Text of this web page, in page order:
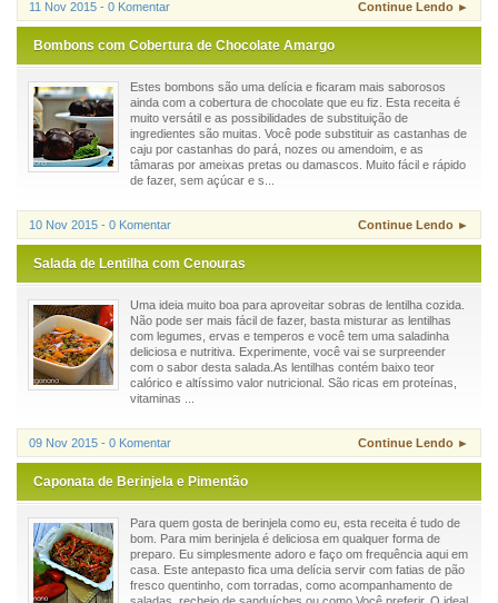
11 Nov 2015 - 0 Komentar Continue Lendo ►
Bombons com Cobertura de Chocolate Amargo
Estes bombons são uma delícia e ficaram mais saborosos
ainda com a cobertura de chocolate que eu fiz. Esta receita é
muito versátil e as possibilidades de substituição de
ingredientes são muitas. Você pode substituir as castanhas de
caju por castanhas do pará, nozes ou amendoim, e as
tâmaras por ameixas pretas ou damascos. Muito fácil e rápido
de fazer, sem açúcar e s...
10 Nov 2015 - 0 Komentar Continue Lendo ►
Salada de Lentilha com Cenouras
Uma ideia muito boa para aproveitar sobras de lentilha cozida.
Não pode ser mais fácil de fazer, basta misturar as lentilhas
com legumes, ervas e temperos e você tem uma saladinha
deliciosa e nutritiva. Experimente, você vai se surpreender
com o sabor desta salada.As lentilhas contém baixo teor
calórico e altíssimo valor nutricional. São ricas em proteínas,
vitaminas ...
09 Nov 2015 - 0 Komentar Continue Lendo ►
Caponata de Berinjela e Pimentão
Para quem gosta de berinjela como eu, esta receita é tudo de
bom. Para mim berinjela é deliciosa em qualquer forma de
preparo. Eu simplesmente adoro e faço om frequência aqui em
casa. Este antepasto fica uma delícia servir com fatias de pão
fresco quentinho, com torradas, como acompanhamento de